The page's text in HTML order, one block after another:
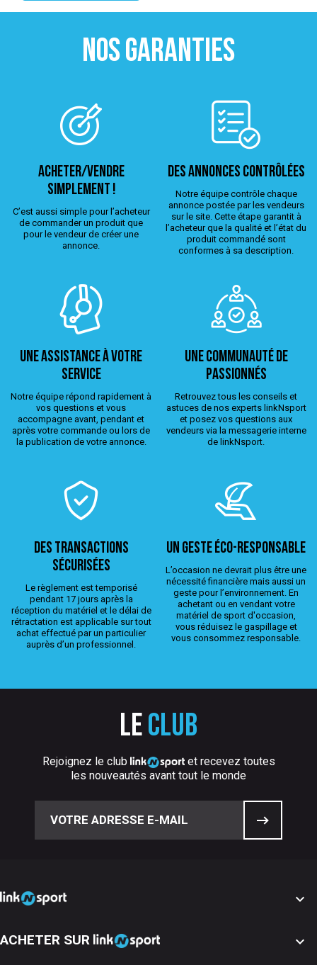
NOS GARANTIES
ACHETER/VENDRE
simplement !
C’est aussi simple pour l’acheteur
de commander un produit que
pour le vendeur de créer une
annonce.
Des annonces contrôlées
Notre équipe contrôle chaque
annonce postée par les vendeurs
sur le site. Cette étape garantit à
l’acheteur que la qualité et l’état du
produit commandé sont
conformes à sa description.
Une assistance à votre
service
Notre équipe répond rapidement à
vos questions et vous
accompagne avant, pendant et
après votre commande ou lors de
la publication de votre annonce.
Une Communauté de
passionnés
Retrouvez tous les conseils et
astuces de nos experts linkNsport
et posez vos questions aux
vendeurs via la messagerie interne
de linkNsport.
Des transactions
sécurisées
Le règlement est temporisé
pendant 17 jours après la
réception du matériel et le délai de
rétractation est applicable sur tout
achat effectué par un particulier
auprès d’un professionnel.
Un geste éco-responsable
L’occasion ne devrait plus être une
nécessité financière mais aussi un
geste pour l’environnement. En
achetant ou en vendant votre
matériel de sport d'occasion,
vous réduisez le gaspillage et
vous consommez responsable.
Le club
Rejoignez le club
et recevez toutes
les nouveautés avant tout le monde

ACHETER SUR 